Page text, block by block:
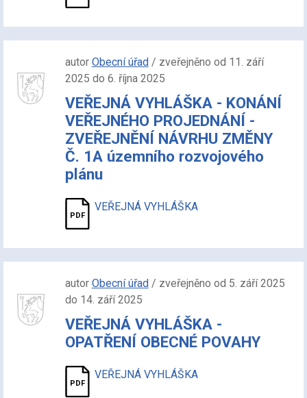
autor Obecní úřad/ zveřejněno od 11. září
2025 do 6. října 2025
VEŘEJNÁ VYHLÁŠKA - KONÁNÍ
VEŘEJNÉHO PROJEDNÁNÍ -
ZVEŘEJNĚNÍ NÁVRHU ZMĚNY
Č. 1A územního rozvojového
plánu
VEŘEJNÁ VYHLÁŠKA
autor Obecní úřad/ zveřejněno od 5. září 2025
do 14. září 2025
VEŘEJNÁ VYHLÁŠKA -
OPATŘENÍ OBECNÉ POVAHY
VEŘEJNÁ VYHLÁŠKA